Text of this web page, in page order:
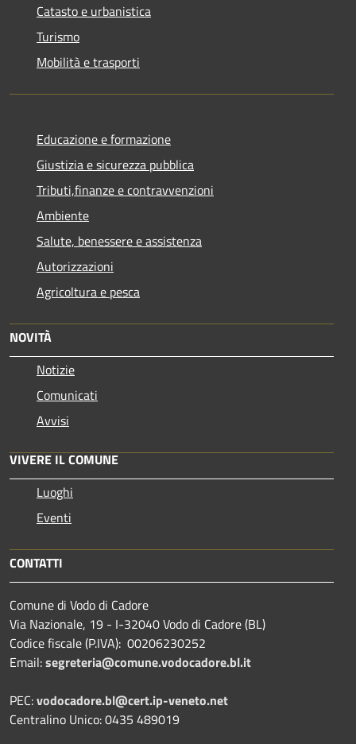
Catasto e urbanistica
Turismo
Mobilità e trasporti
Educazione e formazione
Giustizia e sicurezza pubblica
Tributi,finanze e contravvenzioni
Ambiente
Salute, benessere e assistenza
Autorizzazioni
Agricoltura e pesca
NOVITÀ
Notizie
Comunicati
Avvisi
VIVERE IL COMUNE
Luoghi
Eventi
CONTATTI
Comune di Vodo di Cadore
Via Nazionale, 19 - I-32040 Vodo di Cadore (BL)
Codice fiscale (P.IVA): 00206230252
Email:segreteria@comune.vodocadore.bl.it
PEC:vodocadore.bl@cert.ip-veneto.net
Centralino Unico: 0435 489019